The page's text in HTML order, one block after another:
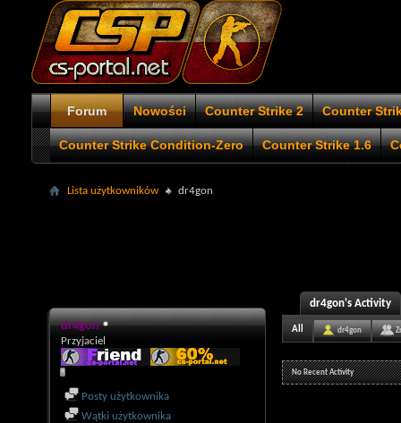
Forum Nowości Counter Strike 2 Counter
Counter Strike Condition-Zero Counter Strike 1.6
Lista użytkowników dr4gon
dr4gon
Przyjaciel
Posty użytkownika
Wątki użytkownika
dr4gon's Activity
All dr4gon
No Recent Activity